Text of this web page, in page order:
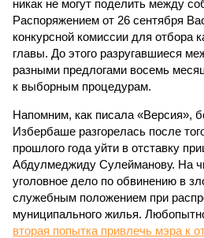
никак не могут поделить между
Распоряжением от 26 сентября
конкурсной комиссии для отбора
главы. До этого разругавшиеся
разными предлогами восемь
к выборным процедурам.
Напомним, как писала «Версия»,
Избербаше разгорелась после
прошлого года уйти в отставку
Абдулмеджиду Сулейманову. На
уголовное дело по обвинению в
служебным положением при
муниципального жилья.
вторая попытка привлечь мэра к